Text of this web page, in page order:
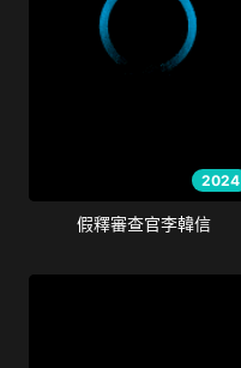
2024
假釋審查官李韓信